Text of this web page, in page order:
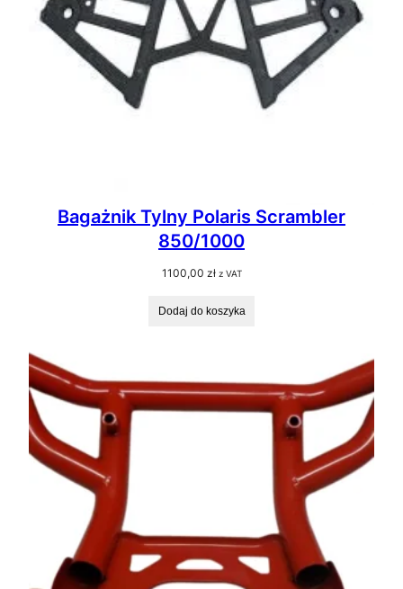
Bagażnik Tylny Polaris Scrambler
850/1000
1100,00 zł z VAT
Dodaj do koszyka